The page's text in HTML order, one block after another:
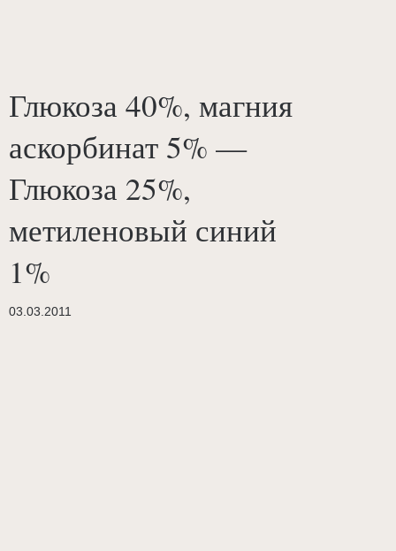
Глюкоза 40%, магния
аскорбинат 5% —
Глюкоза 25%,
метиленовый синий
1%
03.03.2011